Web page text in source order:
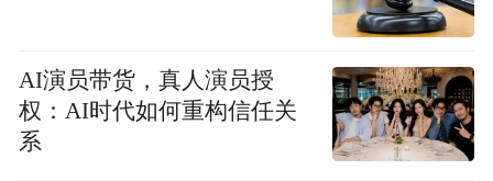
AI演员带货，真人演员授
权：AI时代如何重构信任关
系